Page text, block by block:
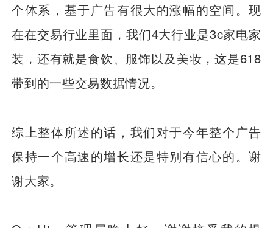
个体系，基于广告有很大的涨幅的空间。现
在在交易行业里面，我们4大行业是3c家电家
装，还有就是食饮、服饰以及美妆，这是618
带到的一些交易数据情况。
综上整体所述的话，我们对于今年整个广告
保持一个高速的增长还是特别有信心的。谢
谢大家。